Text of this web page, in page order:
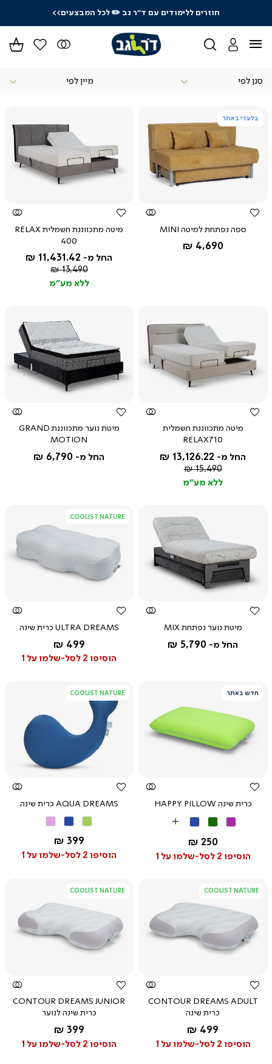
לרכישה טלפונית: 03-9533119
השינה
דף
עולם
השינה
סנן לפי
בלעדי באתר
צפייה
מהירה
ספה נפתחת למיטה MINI
החל מ-
4,690 ₪
צפייה
מהירה
מיטה מתכווננת חשמלית RELAX
400
החל מ- 11,431.42 ₪
מחיר
רגיל
13,490 ₪
ללא מע"מ
צפייה
מהירה
מיטה מתכווננת חשמלית
RELAX710
החל מ- 13,126.22 ₪
מחיר
רגיל
15,490 ₪
ללא מע"מ
צפייה
מהירה
מיטת נוער מתכווננת GRAND
MOTION
החל מ- 6,790 ₪
צפייה
מהירה
מיטת נוער נפתחת MIX
החל מ- 5,790 ₪
COOLIST NATURE
צפייה
מהירה
ULTRA DREAMS כרית שינה
החל מ-
499 ₪
הוסיפו 2 לסל-שלמו על 1
חדש באתר
צפייה
כרית שינה HAPPY PILLOW
כחול
More
Colors
החל מ-
250 ₪
הוסיפו 2 לסל-שלמו על 1
COOLIST NATURE
AQUA DREAMS כרית שינה
החל מ-
399 ₪
הוסיפו 2 לסל-שלמו על 1
COOLIST NATURE
צפייה
CONTOUR DREAMS ADULT
כרית שינה
החל מ-
499 ₪
הוסיפו 2 לסל-שלמו על 1
COOLIST NATURE
צפייה
CONTOUR DREAMS JUNIOR
כרית שינה לנוער
החל מ-
399 ₪
הוסיפו 2 לסל-שלמו על 1